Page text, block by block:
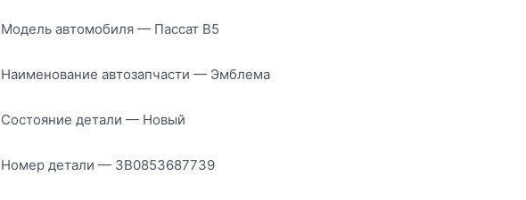
Модель автомобиля — Пассат В5
Наименование автозапчасти — Эмблема
Состояние детали — Новый
Номер детали — 3B0853687739